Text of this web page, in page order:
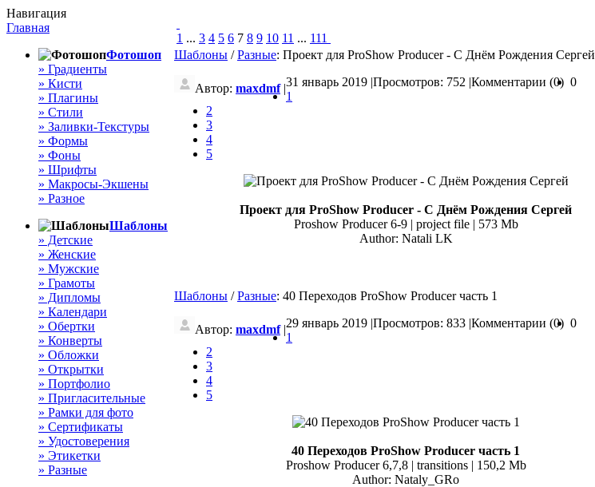
Навигация
Главная
Фотошоп
» Градиенты
» Кисти
» Плагины
» Стили
» Заливки-Текстуры
» Формы
» Фоны
» Шрифты
» Макросы-Экшены
» Разное
Шаблоны
» Детские
» Женские
» Мужские
» Грамоты
» Дипломы
» Календари
» Обертки
» Конверты
» Обложки
» Открытки
» Портфолио
» Пригласительные
» Рамки для фото
» Сертификаты
» Удостоверения
» Этикетки
» Разные
1 ... 3 4 5 6 7 8 9 10 11 ... 111
Шаблоны /Разные: Проект для ProShow Producer - С Днём Рождения Сергей
Автор: maxdmf|31 январь 2019 |Просмотров: 752 |Комментарии (0) 0
1
2
3
4
5
Проект для ProShow Producer - С Днём Рождения Сергей
Proshow Producer 6-9 | project file | 573 Mb
Author: Natali LK
Шаблоны /Разные: 40 Переходов ProShow Producer часть 1
Автор: maxdmf|29 январь 2019 |Просмотров: 833 |Комментарии (0) 0
1
2
3
4
5
40 Переходов ProShow Producer часть 1
Proshow Producer 6,7,8 | transitions | 150,2 Mb
Author: Nataly_GRo